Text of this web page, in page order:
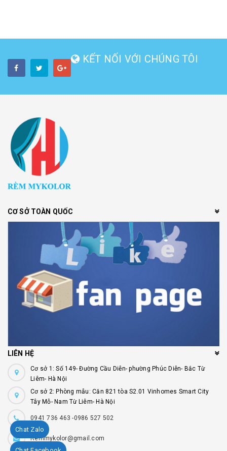
KẾT NỐI VỚI CHÚNG TÔI
CƠ SỞ TOÀN QUỐC
LIÊN HỆ
Cơ sở 1: Số 149- Đường Cầu Diễn- phường Phúc Diễn- Bắc Từ
Liêm- Hà Nội
Cơ sở 2: Phòng mẫu: Căn 821 tòa S2.01 Vinhomes Smart City
Tây Mỗ- Nam Từ Liêm- Hà Nội
0941 736 463 -0986 527 502
Remmykolor@gmail.com
Chat Zalo